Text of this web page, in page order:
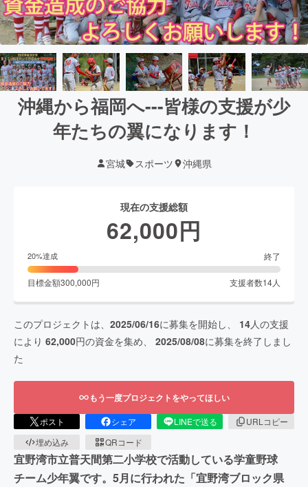
沖縄から福岡へ---皆様の支援が少
年たちの翼になります！
宮城 スポーツ 沖縄県
現在の支援総額
62,000円
20%達成 終了
目標金額300,000円 支援者数14人
このプロジェクトは、 2025/06/16に募集を開始し、 14人の支援
により 62,000円の資金を集め、 2025/08/08に募集を終了しまし
た
もう一度プロジェクトをやってほしい
ポスト シェア LINEで送る
URLコピー
埋め込み
QRコード
宜野湾市立普天間第二小学校で活動している学童野球
チーム少年翼です。5月に行われた「宜野湾ブロック県